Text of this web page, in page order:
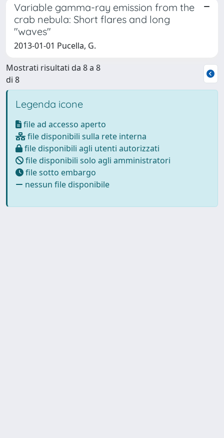
Variable gamma-ray emission from the
crab nebula: Short flares and long
"waves"
2013-01-01 Pucella, G.
Mostrati risultati da 8 a 8
di 8
Legenda icone
file ad accesso aperto
file disponibili sulla rete interna
file disponibili agli utenti autorizzati
file disponibili solo agli amministratori
file sotto embargo
nessun file disponibile